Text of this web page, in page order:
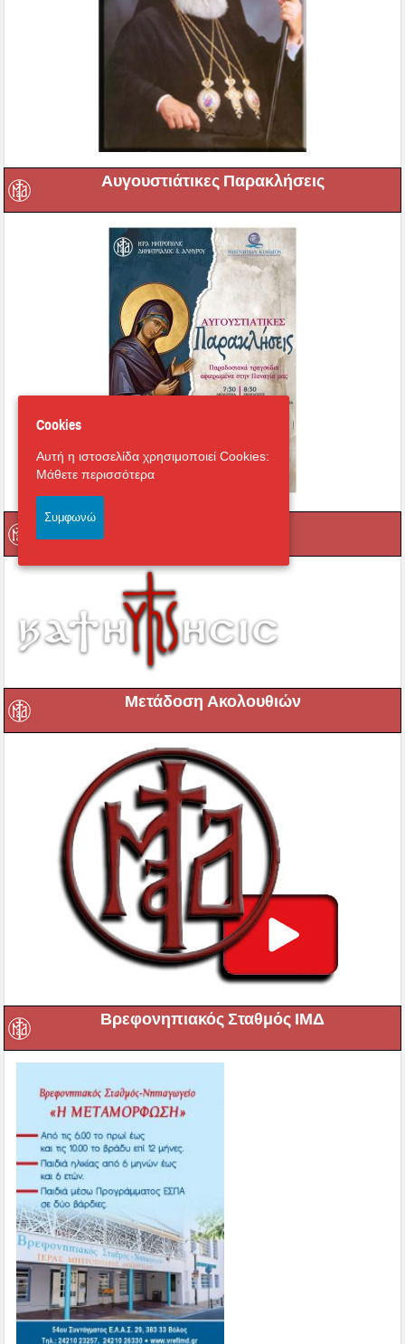
Αυγουστιάτικες Παρακλήσεις
Μετάδοση Ακολουθιών
Βρεφονηπιακός Σταθμός ΙΜΔ
Cookies
Αυτή η ιστοσελίδα χρησιμοποιεί Cookies:
Μάθετε περισσότερα
Συμφωνώ